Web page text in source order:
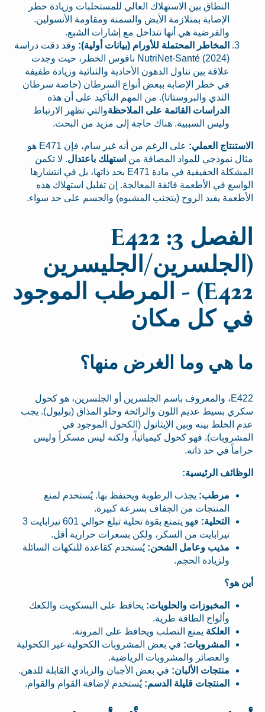
النطاق بين الاستهلاك العالي للمستحلبات وزيادة خطر
الإصابة بمتلازمة الأيض والسمنة ومقاومة الأنسولين.
والفرضية هي أنها تتداخل مع إشارات الشبع.
المخاطر المحتملة للأورام (بيانات أولية): وقد دقت دراسة
NutriNet-Santé (2024) ناقوس الخطر، حيث وجدت
علاقة بين تناول الدهون الأحادية والثنائية وزيادة طفيفة
في خطر الإصابة ببعض أنواع السرطان (خاصة سرطان
الثدي والبروستاتا). من المهم التأكيد على أن هذه
الدراسات القائمة على الملاحظةوالتي تظهر الارتباط
وليس السببية. هناك حاجة إلى مزيد من البحث.
الاستنتاج العملي:
على الرغم من أنه غير سام، فإن E471 هو
مثال نموذجي للمواد المضافة من استهلك باعتدال. لا تكمن
المشكلة الحقيقية في مادة E471 بحد ذاتها، بل في انتشارها
الواسع في الأطعمة فائقة المعالجة. إن تقليل استهلاك هذه
الأطعمة يفيد الروح (بتجنب المشبوه) والجسم على حد سواء.
الفصل 3: E422
(الجلسرين/الجليسرين
E422) - المرطب الموجود
في كل مكان
ما هي وما الغرض منها؟
E422، والمعروف باسم الجلسرين أو الجلسرين، هو كحول
سكري بسيط عديم اللون والرائحة وحلو المذاق (بوليول). يجب
عدم الخلط بينه وبين الإيثانول (الكحول الموجود في
المشروبات). فهو كحول كيميائياً، ولكنه ليس مسكراً وليس
حراماً في حد ذاته.
الوظائف الرئيسية:
مرطب: يجذب الرطوبة ويحتفظ بها. يُستخدم لمنع
المنتجات من الجفاف بسرعة كبيرة.
التحلية:
فهو يتمتع بقوة تحلية تبلغ حوالي 601 تيرابايت 3
تيرابايت من السكر، ولكن بسعرات حرارية أقل.
مذيب وعامل الشحن: يُستخدم كقاعدة للنكهات السائلة
ولزيادة الحجم.
أين هو؟
المخبوزات والحلويات: يحافظ على البسكويت والكعك
وألواح الطاقة طرية.
العلكة يمنع التصلب ويحافظ على المرونة.
المشروبات: في بعض المشروبات الكحولية غير الكحولية
والعصائر والمشروبات الرياضية.
منتجات الألبان: في بعض الأجبان والزبادي القابلة للدهن.
المنتجات قليلة الدسم: يُستخدم لإضافة القوام والقوام.